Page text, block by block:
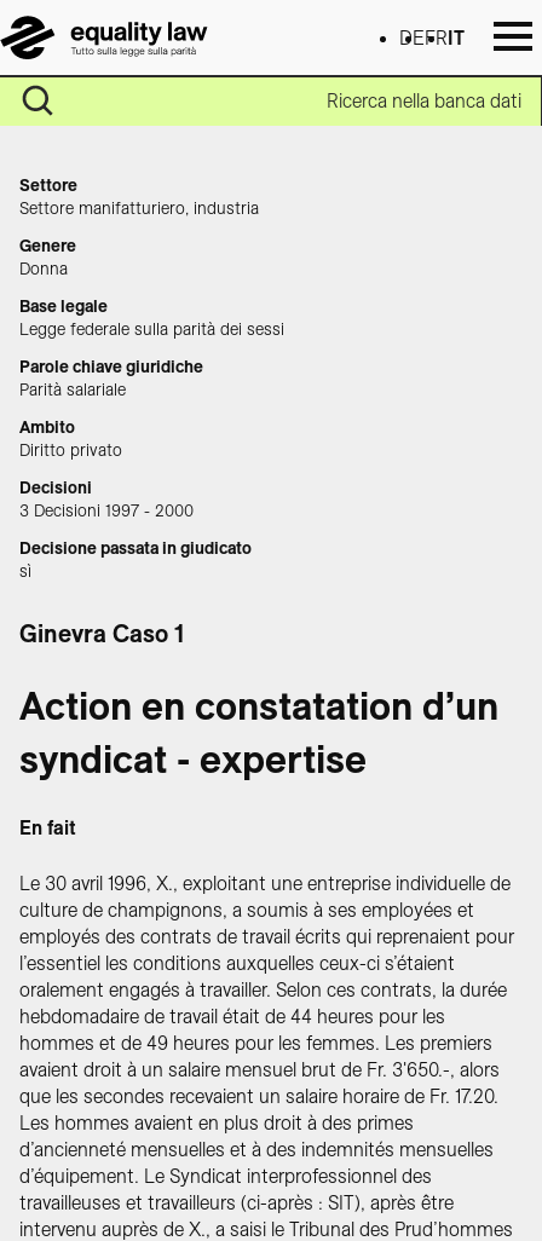
DEFR IT
Ricerca nella banca dati
Settore
Settore manifatturiero, industria
Genere
Donna
Base legale
Legge federale sulla parità dei sessi
Parole chiave giuridiche
Parità salariale
Ambito
Diritto privato
Decisioni
3 Decisioni 1997 - 2000
Decisione passata in giudicato
sì
Ginevra Caso 1
Action en constatation d’un
syndicat - expertise
En fait
Le 30 avril 1996, X., exploitant une entreprise individuelle de
culture de champignons, a soumis à ses employées et
employés des contrats de travail écrits qui reprenaient pour
l’essentiel les conditions auxquelles ceux-ci s’étaient
oralement engagés à travailler. Selon ces contrats, la durée
hebdomadaire de travail était de 44 heures pour les
hommes et de 49 heures pour les femmes. Les premiers
avaient droit à un salaire mensuel brut de Fr. 3'650.-, alors
que les secondes recevaient un salaire horaire de Fr. 17.20.
Les hommes avaient en plus droit à des primes
d’ancienneté mensuelles et à des indemnités mensuelles
d’équipement. Le Syndicat interprofessionnel des
travailleuses et travailleurs (ci-après : SIT), après être
intervenu auprès de X., a saisi le Tribunal des Prud’hommes